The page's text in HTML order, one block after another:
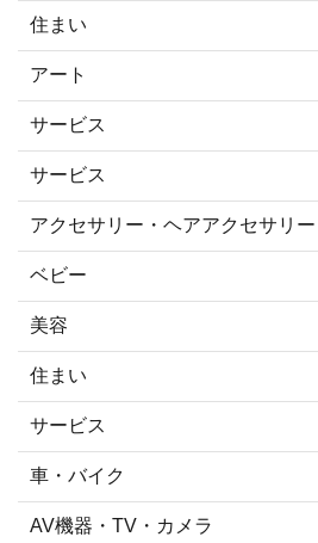
住まい
アート
サービス
サービス
アクセサリー・ヘアアクセサリー
ベビー
美容
住まい
サービス
車・バイク
AV機器・TV・カメラ